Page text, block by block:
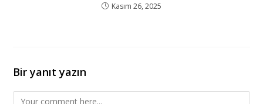
Kasım 26, 2025
Bir yanıt yazın